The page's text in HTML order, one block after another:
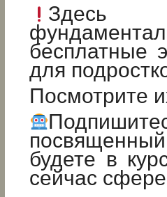
Здесь
бесплатные
для
Посмотрите
будете в
сейчас